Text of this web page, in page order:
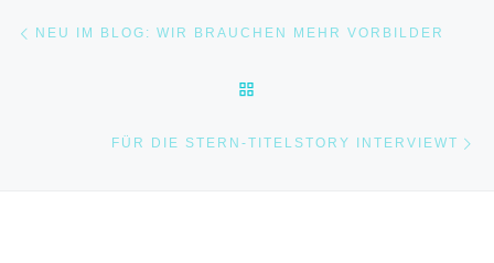
Post navigation
NEU IM BLOG: WIR BRAUCHEN MEHR VORBILDER
FÜR DIE STERN-TITELSTORY INTERVIEWT